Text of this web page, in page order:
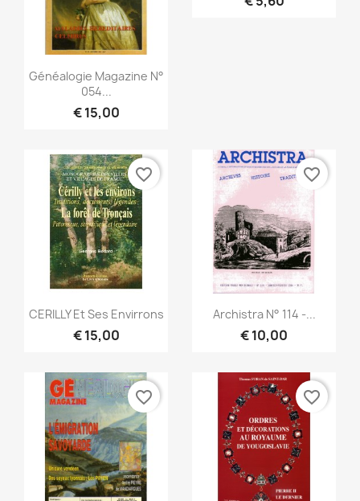
Snel bekijken
Généalogie Magazine N°
054...
€ 15,00
Snel bekijken
CERILLY Et Ses Envirrons
€ 15,00
favorite_border
Snel bekijken
Archistra N° 114 -...
€ 10,00
favorite_border
favorite_border favorite_border